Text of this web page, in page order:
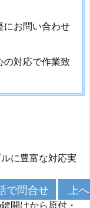
にお問い合わせ
の対応で作業致
に豊富な対応実
開けから原付・
で問合せ 上へ